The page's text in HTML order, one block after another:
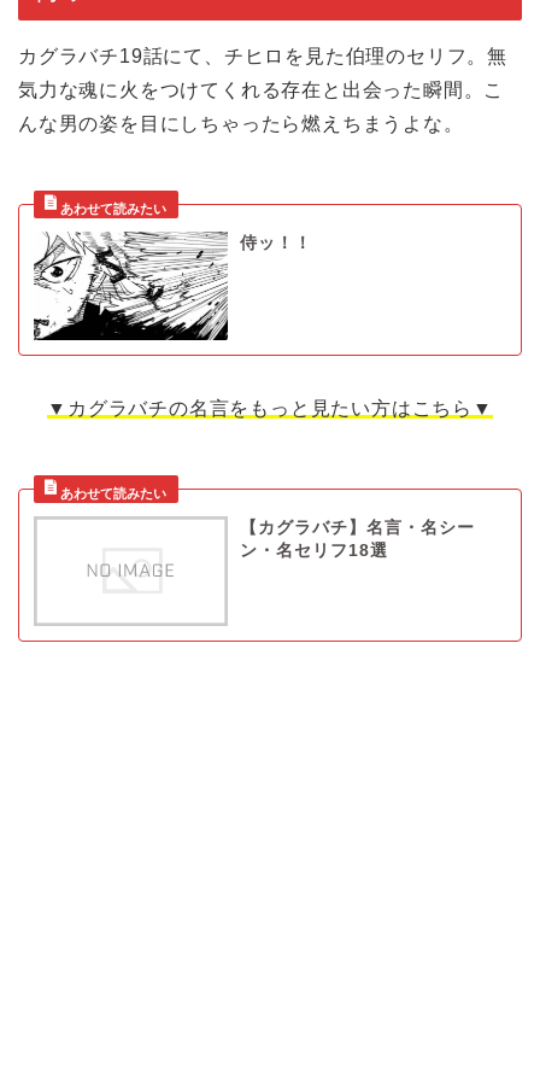
カグラバチ19話にて、チヒロを見た伯理のセリフ。無
気力な魂に火をつけてくれる存在と出会った瞬間。こ
んな男の姿を目にしちゃったら燃えちまうよな。
侍ッ！！
▼カグラバチの名言をもっと見たい方はこちら▼
【カグラバチ】名言・名シー
ン・名セリフ18選